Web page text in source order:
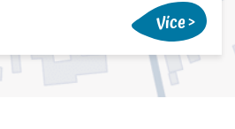
Více